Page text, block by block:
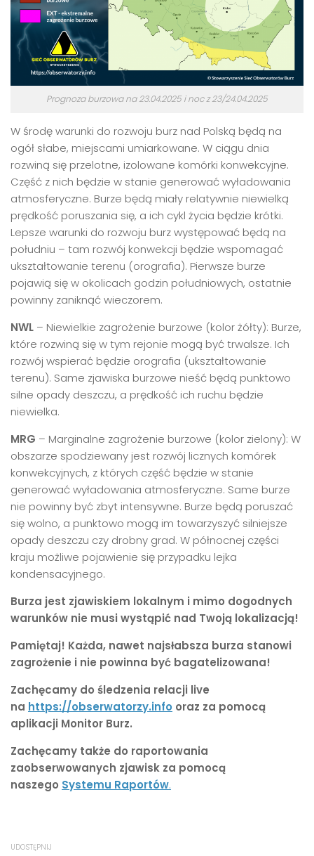
Prognoza burzowa na 23.04.2025 i noc z 23/24.04.2025
W środę warunki do rozwoju burz nad Polską będą na
ogół słabe, miejscami umiarkowane. W ciągu dnia
rozwiną się przelotne, izolowane komórki konwekcyjne.
Część z nich będzie w stanie generować wyładowania
atmosferyczne. Burze będą miały relatywnie niewielką
prędkość poruszania się, a ich cykl życia będzie krótki.
Lepsze warunki do rozwoju burz występować będą na
południu – tam rozwój konwekcji będzie wspomagać
ukształtowanie terenu (orografia). Pierwsze burze
pojawią się w okolicach godzin południowych, ostatnie
powinny zaniknąć wieczorem.
NWL – Niewielkie zagrożenie burzowe (kolor żółty): Burze,
które rozwiną się w tym rejonie mogą być trwalsze. Ich
rozwój wspierać będzie orografia (ukształtowanie
terenu). Same zjawiska burzowe nieść będą punktowo
silne opady deszczu, a prędkość ich ruchu będzie
niewielka.
MRG – Marginalne zagrożenie burzowe (kolor zielony): W
obszarze spodziewany jest rozwój licznych komórek
konwekcyjnych, z których część będzie w stanie
generować wyładowania atmosferyczne. Same burze
nie powinny być zbyt intensywne. Burze będą poruszać
się wolno, a punktowo mogą im towarzyszyć silniejsze
opady deszczu czy drobny grad. W północnej części
kraju możliwe pojawienie się przypadku lejka
kondensacyjnego.
Burza jest zjawiskiem lokalnym i mimo dogodnych
warunków nie musi wystąpić nad Twoją lokalizacją!
Pamiętaj! Każda, nawet najsłabsza burza stanowi
zagrożenie i nie powinna być bagatelizowana!
Zachęcamy do śledzenia relacji live
na https://obserwatorzy.info oraz za pomocą
aplikacji Monitor Burz.
Zachęcamy także do raportowania
zaobserwowanych zjawisk za pomocą
naszego Systemu Raportów.
UDOSTĘPNIJ